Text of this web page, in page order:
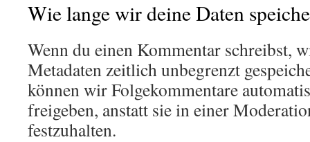
Wie lange wir deine Daten
Wenn du einen Kommentar schreibst,
Metadaten zeitlich unbegrenzt
können wir Folgekommentare
freigeben, anstatt sie in einer
festzuhalten.